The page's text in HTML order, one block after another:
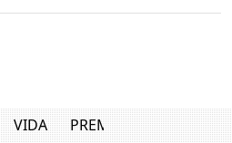
VIDA PREMIUM